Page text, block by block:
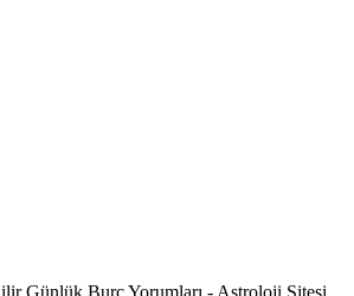
Günlük Burç Yorumları - Astroloji Sitesi